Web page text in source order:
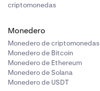
criptomonedas
Monedero
Monedero de criptomonedas
Monedero de Bitcoin
Monedero de Ethereum
Monedero de Solana
Monedero de USDT